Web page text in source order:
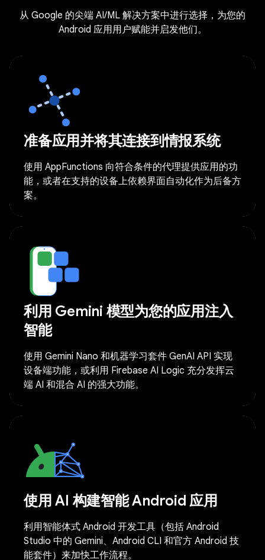
从 Google 的尖端 AI/ML 解决方案中进行选择，为您的
Android 应用用户赋能并启发他们。
准备应用并将其连接到情报系统
使用 AppFunctions 向符合条件的代理提供应用的功
能，或者在支持的设备上依赖界面自动化作为后备方
案。
利用 Gemini 模型为您的应用注入
智能
使用 Gemini Nano 和机器学习套件 GenAI API 实现
设备端功能，或利用 Firebase AI Logic 充分发挥云
端 AI 和混合 AI 的强大功能。
使用 AI 构建智能 Android 应用
利用智能体式 Android 开发工具（包括 Android
Studio 中的 Gemini、Android CLI 和官方 Android 技
能套件）来加快工作流程。